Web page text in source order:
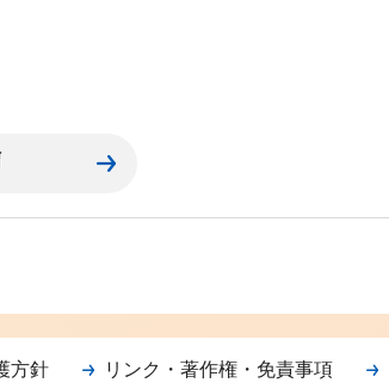
方針 リンク・著作権・免責事項